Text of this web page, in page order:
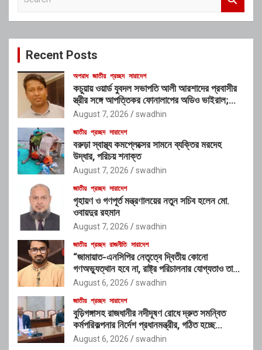
c
Recent Posts
অপরাধ জাতীয় প্রচ্ছদ সারাদেশ
কচুয়ায় ওয়ার্ড যুবদল সভাপতি আলী আরশাদের প্রবাসীর
স্ত্রীর সঙ্গে আপত্তিকর ফোনালাপের অডিও ভাইরাল;
শাস্তির দাবি এলাকাবাসীর
August 7, 2026 swadhin
জাতীয় প্রচ্ছদ সারাদেশ
বরুড়া স্বাস্থ্য কমপ্লেক্সের সামনে ব্যক্তির মরদেহ
উদ্ধার, পরিচয় শনাক্ত
August 7, 2026 swadhin
জাতীয় প্রচ্ছদ সারাদেশ
গৃহায়ণ ও গণপূর্ত মন্ত্রণালয়ের নতুন সচিব হলেন মো.
ওবায়দুর রহমান
August 7, 2026 swadhin
জাতীয় প্রচ্ছদ রাজনীতি সারাদেশ
“জামায়াত-এনসিপির নেতৃত্বে দ্বিতীয় কোনো
গণঅভ্যুত্থান হবে না, রাষ্ট্র পরিচালনার যোগ্যতাও তাদের
নেই”: রাশেদ খাঁনের
August 6, 2026 swadhin
জাতীয় প্রচ্ছদ সারাদেশ
বুড়িগঙ্গাসহ রাজধানীর নদীদূষণ রোধে দ্রুত সমন্বিত
কর্মপরিকল্পনার নির্দেশ প্রধানমন্ত্রীর, গঠিত হচ্ছে
আন্তঃসংস্থা সমন্বয় কমিটি
August 6, 2026 swadhin